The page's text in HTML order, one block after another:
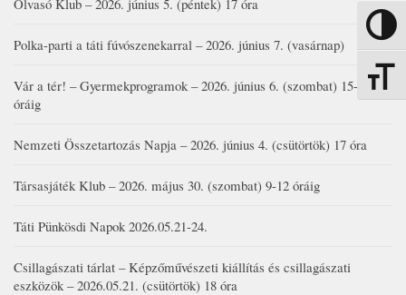
Nagy
Polka-parti a táti fúvószenekarral – 2026. június 7. (vasárnap)
Vár a tér! – Gyermekprogramok – 2026. június 6. (szombat) 15-19
óráig
Nemzeti Összetartozás Napja – 2026. június 4. (csütörtök) 17 óra
Társasjáték Klub – 2026. május 30. (szombat) 9-12 óráig
Táti Pünkösdi Napok 2026.05.21-24.
Csillagászati tárlat – Képzőművészeti kiállítás és csillagászati
eszközök – 2026.05.21. (csütörtök) 18 óra